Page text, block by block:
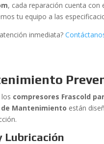
, cada reparación cuenta con
tu equipo a las
inmediata?
compresores Frascold
de Mantenimiento están
Lubricación